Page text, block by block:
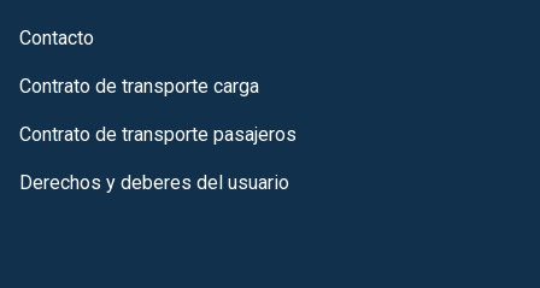
Contacto
Contrato de transporte carga
Contrato de transporte pasajeros
Derechos y deberes del usuario